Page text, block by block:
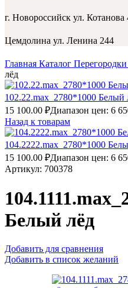
г. Новороссийск ул. Котанова
Цемдолина ул. Ленина 244
Главная Каталог Перегородки
лёд
102.22.max_2780*1000 Белый
15 100.00 ₽Диапазон цен: 6
Назад к товарам
104.2222.max_2780*1000
15 100.00 ₽Диапазон цен: 6
Артикул: 700378
Белый лёд
Добавить для сравнения
Добавить в список желаний